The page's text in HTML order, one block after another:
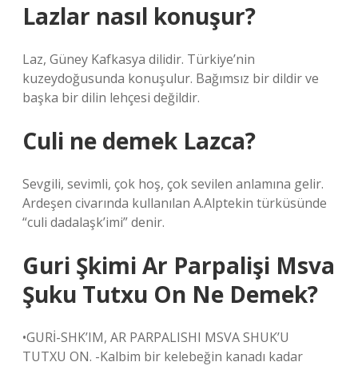
Lazlar nasıl konuşur?
Laz, Güney Kafkasya dilidir. Türkiye’nin
kuzeydoğusunda konuşulur. Bağımsız bir dildir ve
başka bir dilin lehçesi değildir.
Culi ne demek Lazca?
Sevgili, sevimli, çok hoş, çok sevilen anlamına gelir.
Ardeşen civarında kullanılan A.Alptekin türküsünde
“culi dadalaşk’imi” denir.
Guri Şkimi Ar Parpalişi Msva
Şuku Tutxu On Ne Demek?
•GURİ-SHK’IM, AR PARPALISHI MSVA SHUK’U
TUTXU ON. -Kalbim bir kelebeğin kanadı kadar